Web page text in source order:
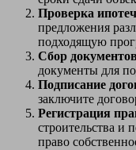
Проверка
предложения
подходящую
Сбор
документы для
Подписание
заключите
Регистрация
строительства и
право